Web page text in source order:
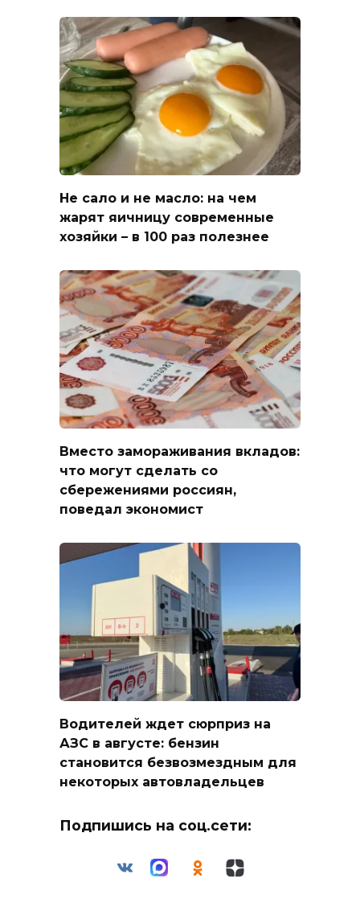
Не сало и не масло: на чем
жарят яичницу современные
хозяйки – в 100 раз полезнее
Вместо замораживания вкладов:
что могут сделать со
сбережениями россиян,
поведал экономист
Водителей ждет сюрприз на
АЗС в августе: бензин
становится безвозмездным для
некоторых автовладельцев
Подпишись на соц.сети: